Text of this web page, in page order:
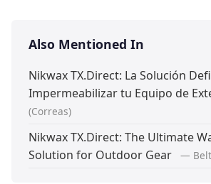
Also Mentioned In
Nikwax TX.Direct: La Solución
Impermeabilizar tu Equipo de
(Correas)
Nikwax TX.Direct: The Ultimate
Solution for Outdoor Gear
—